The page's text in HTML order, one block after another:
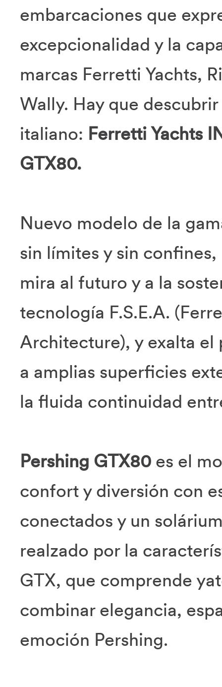
embarcaciones que
excepcionalidad y la
marcas Ferretti Yachts,
Wally. Hay que
italiano: Ferretti Yachts
GTX80.
Nuevo modelo de la
sin límites y sin confines,
mira al futuro y a la
tecnología F.S.E.A.
Architecture), y exalta el
a amplias superficies
la fluida continuidad
Pershing GTX80es el
confort y diversión con
conectados y un
realzado por la
GTX, que comprende
combinar elegancia,
emoción Pershing.